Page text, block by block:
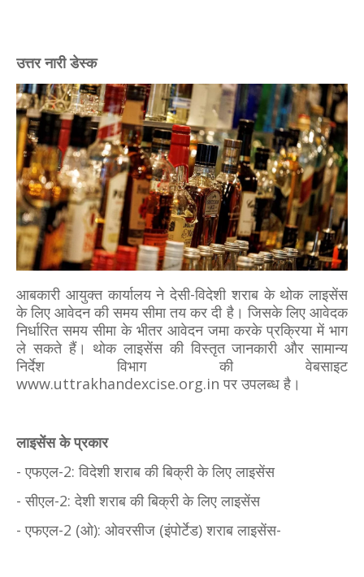
उत्तर नारी डेस्क
आबकारी आयुक्त कार्यालय ने देसी-विदेशी शराब के थोक लाइसेंस
के लिए आवेदन की समय सीमा तय कर दी है। जिसके लिए आवेदक
निर्धारित समय सीमा के भीतर आवेदन जमा करके प्रक्रिया में भाग
ले सकते हैं। थोक लाइसेंस की विस्तृत जानकारी और सामान्य
निर्देश विभाग की वेबसाइट
www.uttrakhandexcise.org.in पर उपलब्ध है।
लाइसेंस के प्रकार
- एफएल-2: विदेशी शराब की बिक्री के लिए लाइसेंस
- सीएल-2: देशी शराब की बिक्री के लिए लाइसेंस
- एफएल-2 (ओ): ओवरसीज (इंपोर्टेड) शराब लाइसेंस-